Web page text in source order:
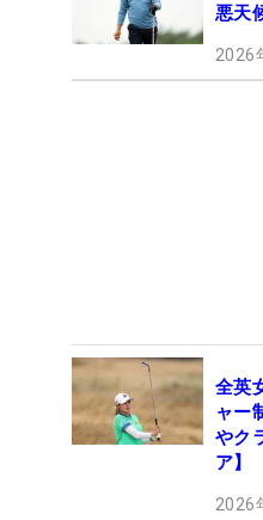
悪天
2026
全英
ャー
やク
ア】
2026